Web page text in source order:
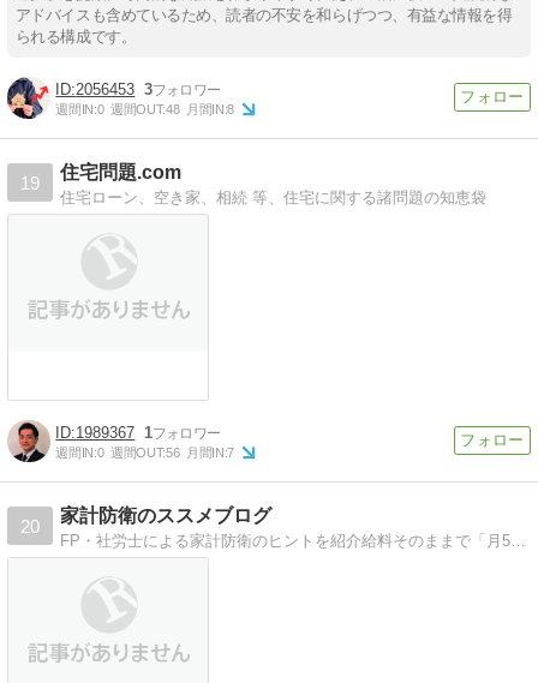
アドバイスも含めているため、読者の不安を和らげつつ、有益な情報を得
られる構成です。
2056453 3
週間IN:0 週間OUT:48 月間IN:8
19
住宅問題.com
住宅ローン、空き家、相続 等、住宅に関する諸問題の知恵袋
1989367 1
週間IN:0 週間OUT:56 月間IN:7
20
家計防衛のススメブログ
FP・社労士による家計防衛のヒントを紹介給料そのままで「月5万円」節約作戦！！の著者が家計防衛のヒントやコツを紹介！